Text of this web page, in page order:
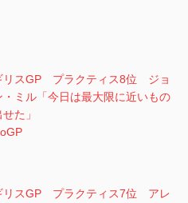
リスGP プラクティス8位 ジョ
・ミル「今日は最大限に近いもの
た」
リスGP プラクティス7位 アレ